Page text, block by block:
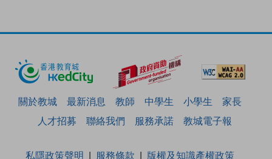
關於教城 最新消息 教師 中學生 小學生
家長
人才招募
聯絡我們 服務承諾 教城電子報
私隱政策聲明 服務條款
版權及知識產權政策